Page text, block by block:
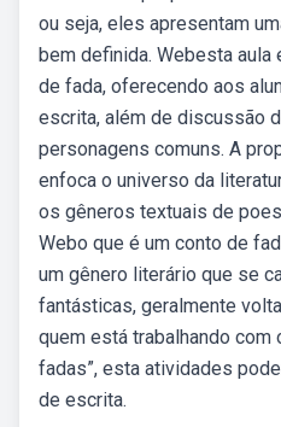
ou seja, eles apresentam
bem definida. Webesta aula
de fada, oferecendo aos
escrita, além de discussão
personagens comuns. A
enfoca o universo da
os gêneros textuais de
Webo que é um conto de
um gênero literário que se
fantásticas, geralmente
quem está trabalhando com
fadas”, esta atividades
de escrita.